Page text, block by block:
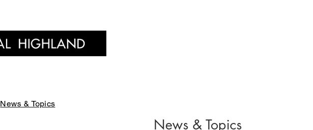
News & Topics
News & Topics